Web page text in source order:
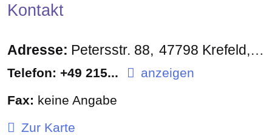
Kontakt
Adresse: Petersstr. 88 47798 Krefeld
Telefon: +49 215...
anzeigen
Fax: keine Angabe
Zur Karte